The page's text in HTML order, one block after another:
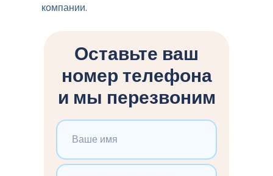
компании.
Оставьте ваш
номер телефона
и мы перезвоним